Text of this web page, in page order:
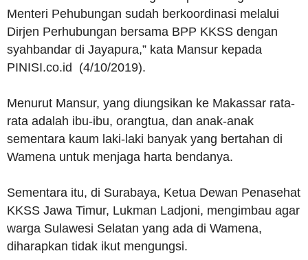
Menteri Pehubungan sudah berkoordinasi melalui
Dirjen Perhubungan bersama BPP KKSS dengan
syahbandar di Jayapura,” kata Mansur kepada
PINISI.co.id (4/10/2019).
Menurut Mansur, yang diungsikan ke Makassar rata-
rata adalah ibu-ibu, orangtua, dan anak-anak
sementara kaum laki-laki banyak yang bertahan di
Wamena untuk menjaga harta bendanya.
Sementara itu, di Surabaya, Ketua Dewan Penasehat
KKSS Jawa Timur, Lukman Ladjoni, mengimbau agar
warga Sulawesi Selatan yang ada di Wamena,
diharapkan tidak ikut mengungsi.